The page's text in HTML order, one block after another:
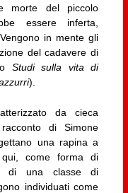
morte del piccolo
essere inferta,
in mente gli
del cadavere di
Studi sulla vita di
).
da cieca
di Simone
una rapina a
qui, come forma di
di una classe di
individuati come